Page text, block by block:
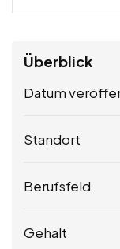
Überblick
Datum
Standort
Berufsfeld
Gehalt